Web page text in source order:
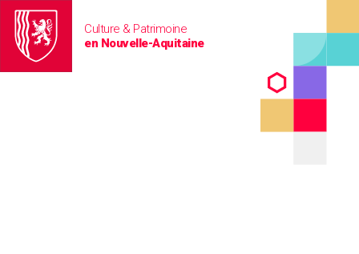
Culture & Patrimoine
en Nouvelle-Aquitaine